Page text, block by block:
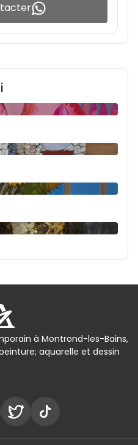
à Montrond-les-Bains,
aquarelle et dessin